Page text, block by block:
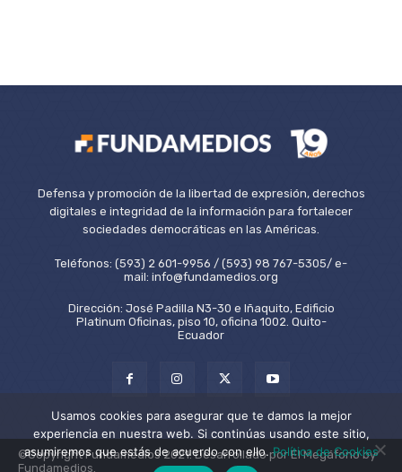
Defensa y promoción de la libertad de expresión, derechos
digitales e integridad de la información para fortalecer
sociedades democráticas en las Américas.
Teléfonos: (593) 2 601-9956 / (593) 98 767-5305/ e-
mail: info@fundamedios.org
Dirección: José Padilla N3-30 e Iñaquito, Edificio
Platinum Oficinas, piso 10, oficina 1002. Quito-
Ecuador
©Copyright Fundamedios 2021. Desarrollado por El Megáfono by
Fundamedios.
Usamos cookies para asegurar que te damos la mejor
experiencia en nuestra web. Si continúas usando este sitio,
asumiremos que estás de acuerdo con ello.Política de Cookies